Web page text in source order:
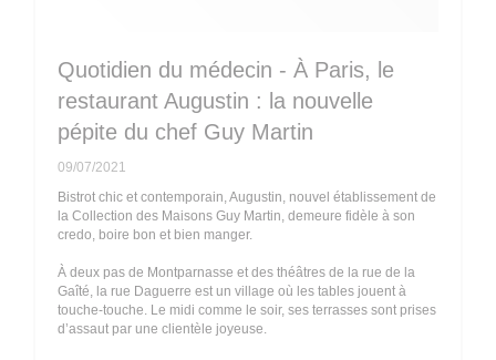
Quotidien du médecin - À Paris, le
restaurant Augustin : la nouvelle
pépite du chef Guy Martin
09/07/2021
Bistrot chic et contemporain, Augustin, nouvel établissement de
la Collection des Maisons Guy Martin, demeure fidèle à son
credo, boire bon et bien manger.
À deux pas de Montparnasse et des théâtres de la rue de la
Gaîté, la rue Daguerre est un village où les tables jouent à
touche-touche. Le midi comme le soir, ses terrasses sont prises
d’assaut par une clientèle joyeuse.